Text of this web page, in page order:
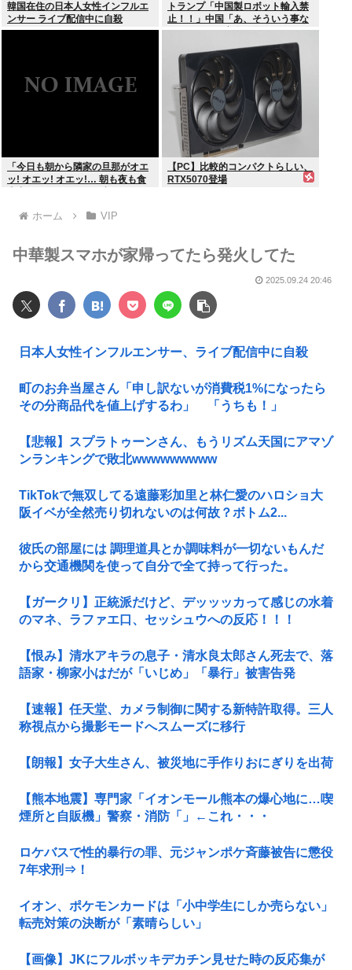
韓国在住の日本人女性インフルエ
ンサー ライブ配信中に自殺
トランプ「中国製ロボット輸入禁
止！！」中国「あ、そういう事な
らアメリカの安全の為にドローン
の輸出も止めるね？」
「今日も朝から隣家の旦那がオエ
ッ! オエッ! オエッ!… 朝も夜も食
【PC】比較的コンパクトらしい、
RTX5070登場
ホーム VIP
中華製スマホが家帰ってたら発火してた
2025.09.24 20:46
日本人女性インフルエンサー、ライブ配信中に自殺
町のお弁当屋さん「申し訳ないが消費税1%になったら
その分商品代を値上げするわ」 「うちも！」
【悲報】スプラトゥーンさん、もうリズム天国にアマゾ
ンランキングで敗北wwwwwwwww
TikTokで無双してる遠藤彩加里と林仁愛のハロショ大
阪イベが全然売り切れないのは何故？ボトム2...
彼氏の部屋には 調理道具とか調味料が一切ないもんだ
から交通機関を使って自分で全て持って行った。
【ガークリ】正統派だけど、デッッッカって感じの水着
のマネ、ラファエ口、セッシュウへの反応！！！
【恨み】清水アキラの息子・清水良太郎さん死去で、落
語家・柳家小はだが「いじめ」「暴行」被害告発
【速報】任天堂、カメラ制御に関する新特許取得。三人
称視点から撮影モードへスムーズに移行
【朗報】女子大生さん、被災地に手作りおにぎりを出荷
【熊本地震】専門家「イオンモール熊本の爆心地に…喫
煙所と自販機」警察・消防「」←これ・・・
ロケバスで性的暴行の罪、元ジャンポケ斉藤被告に懲役
7年求刑⇒！
イオン、ポケモンカードは「小中学生にしか売らない」
転売対策の決断が「素晴らしい」
【画像】JKにフルボッキデカチン見せた時の反応集が